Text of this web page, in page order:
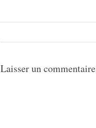
Laisser un commentaire